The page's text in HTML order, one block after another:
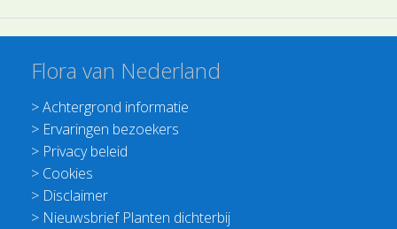
Flora van Nederland
>Achtergrond informatie
> Ervaringen bezoekers
> Privacy beleid
> Cookies
> Disclaimer
> Nieuwsbrief Planten dichterbij